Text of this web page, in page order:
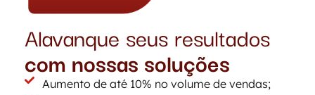
Alavanque seus resultados
com nossas soluções
Aumento de até 10% no volume de vendas;